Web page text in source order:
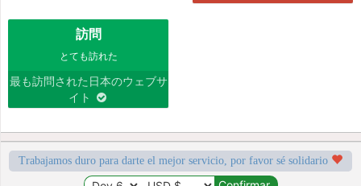
訪問
とても訪れた
最も訪問された日本のウェブサ
イト
Trabajamos duro para darte el mejor servicio, por favor sé solidario